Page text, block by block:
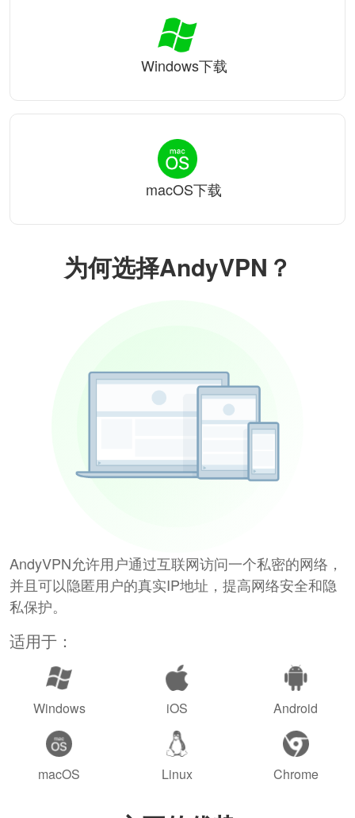
为何选择AndyVPN？
AndyVPN允许用户通过互联网访问一个私密的网络，
并且可以隐匿用户的真实IP地址，提高网络安全和隐
私保护。
适用于：
Windows iOS Android
macOS Linux Chrome
Windows下载
macOS下载